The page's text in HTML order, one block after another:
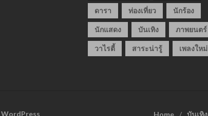
ดารา ท่องเที่ยว นักร้อง
นักแสดง บันเทิง ภาพยนตร์
วาไรตี้ สาระน่ารู้ เพลงใหม่
Home บันเทิง
WordPress